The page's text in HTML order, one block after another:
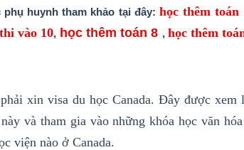
huynh tham khảo tại đây: học thêm toán
vào 10, học thêm toán 8 , học thêm
phải xinvisa du học Canada. Đây được xem
và tham gia vào những khóa học văn
viện nào ở Canada.